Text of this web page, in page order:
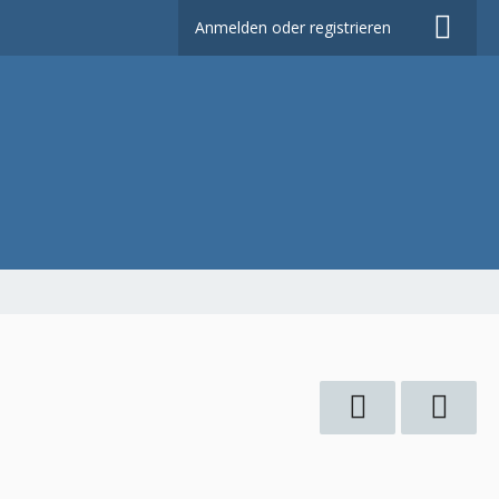
Anmelden oder registrieren